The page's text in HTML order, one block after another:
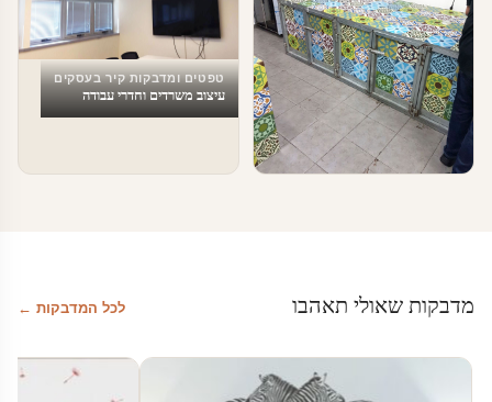
טפטים ומדבקות קיר בעסקים
עיצוב משרדים וחדרי עבודה
מדבקות שאולי תאהבו לכל המדבקות ←